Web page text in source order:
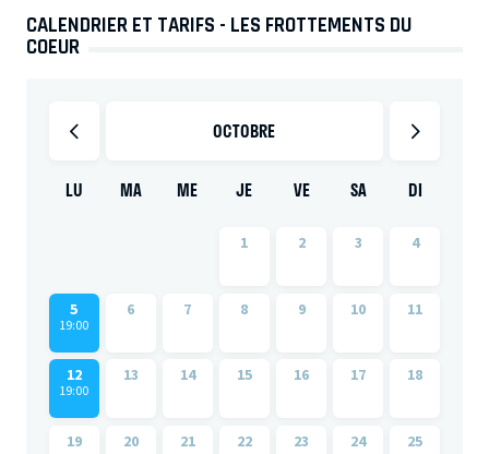
CALENDRIER ET TARIFS - LES FROTTEMENTS DU
COEUR
OCTOBRE
LU MA ME JE VE SA DI
1 2 3 4
5
19:00
6 7 8 9 10 11
12
19:00
13 14 15 16 17 18
19 20 21 22 23 24 25